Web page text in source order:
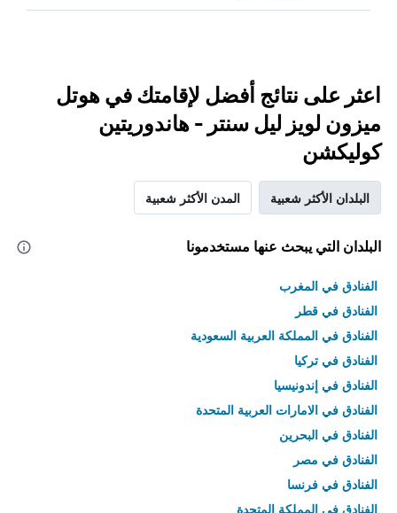
اعثر على نتائج أفضل لإقامتك في هوتل
ميزون لويز ليل سنتر - هاندوريتين
كوليكشن
البلدان الأكثر شعبية المدن الأكثر شعبية
البلدان التي يبحث عنها مستخدمونا
الفنادق في المغرب
الفنادق في قطر
الفنادق في المملكة العربية السعودية
الفنادق في تركيا
الفنادق في إندونيسيا
الفنادق في الامارات العربية المتحدة
الفنادق في البحرين
الفنادق في مصر
الفنادق في فرنسا
الفنادق في المملكة المتحدة